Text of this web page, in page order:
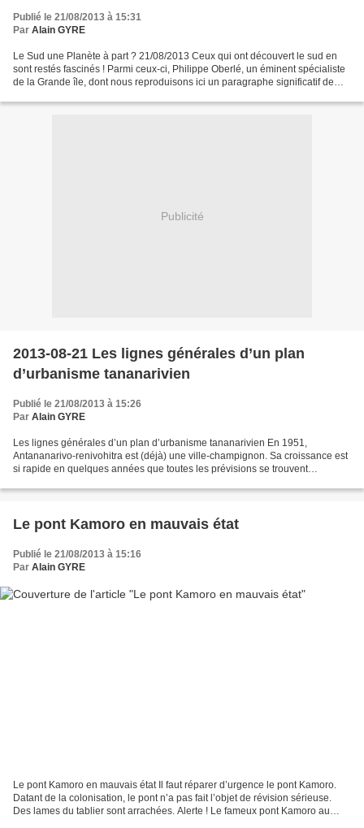
Publié le 21/08/2013 à 15:31
Par Alain GYRE
Le Sud une Planète à part ? 21/08/2013 Ceux qui ont découvert le sud en
sont restés fascinés ! Parmi ceux-ci, Philippe Oberlé, un éminent spécialiste
de la Grande île, dont nous reproduisons ici un paragraphe significatif de
Publicité
2013-08-21 Les lignes générales d’un plan
d’urbanisme tananarivien
Publié le 21/08/2013 à 15:26
Par Alain GYRE
Les lignes générales d’un plan d’urbanisme tananarivien En 1951,
Antananarivo-renivohitra est (déjà) une ville-champignon. Sa croissance est
si rapide en quelques années que toutes les prévisions se trouvent
Le pont Kamoro en mauvais état
Publié le 21/08/2013 à 15:16
Par Alain GYRE
Le pont Kamoro en mauvais état Il faut réparer d’urgence le pont Kamoro.
Datant de la colonisation, le pont n’a pas fait l’objet de révision sérieuse.
Des lames du tablier sont arrachées. Alerte ! Le fameux pont Kamoro au